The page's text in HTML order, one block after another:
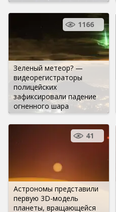
Зеленый метеор? —
видеорегистраторы
полицейских
зафиксировали падение
огненного шара
1166
Астрономы представили
первую 3D-модель
планеты, вращающейся
41